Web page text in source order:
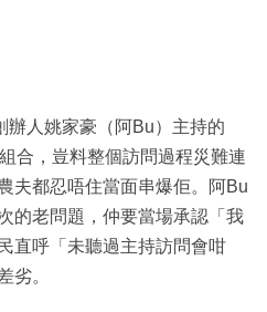
辦人姚家豪（阿Bu）主持的
合，豈料整個訪問過程災難連
夫都忍唔住當面串爆佢。阿Bu
的老問題，仲要當場承認「我
直呼「未聽過主持訪問會咁
劣。